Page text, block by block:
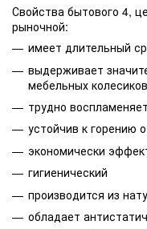
Свойства бытового 4,
рыночной:
имеет длительный
выдерживает
мебельных колесиков
трудно
устойчив к горению
экономически
гигиенический
производится из
обладает